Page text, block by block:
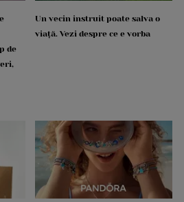
de
Un vecin instruit poate salva o
viață. Vezi despre ce e vorba